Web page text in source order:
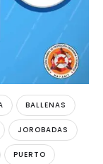
BALLENAS
JOROBADAS
PUERTO